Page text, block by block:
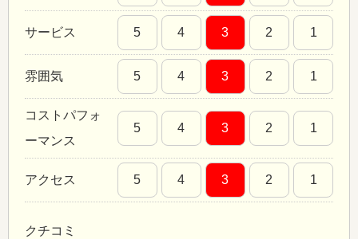
サービス 5 4 3 2 1
雰囲気 5 4 3 2 1
コストパフォ
ーマンス
5 4 3 2 1
アクセス 5 4 3 2 1
クチコミ